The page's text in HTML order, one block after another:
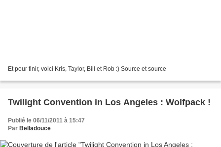
Et pour finir, voici Kris, Taylor, Bill et Rob :) Source et source
Twilight Convention in Los Angeles : Wolfpack !
Publié le 06/11/2011 à 15:47
Par Belladouce